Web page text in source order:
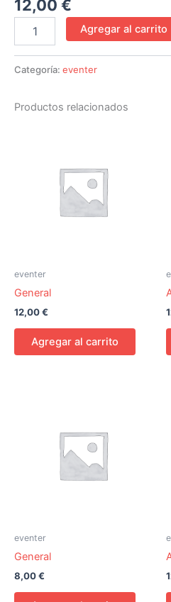
12,00 €
Agregar al carrito
Categoría: eventer
Productos relacionados
eventer
General
12,00€
Agregar al carrito
eventer
General
8,00€